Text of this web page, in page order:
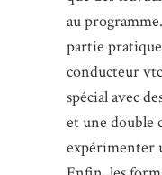
au
partie
conducteur
spécial avec
et une double
expérimenter